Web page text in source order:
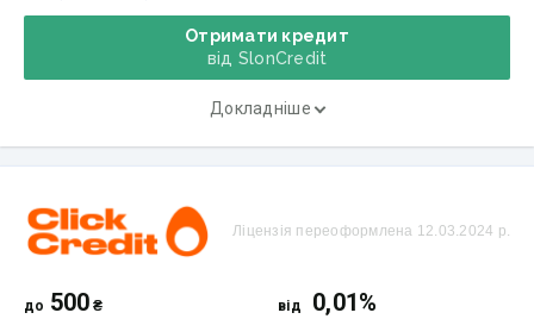
Отримати кредит
від SlonCredit
Докладніше
Ліцензія переоформлена 12.03.2024 р.
до 500 ₴
від 0,01%